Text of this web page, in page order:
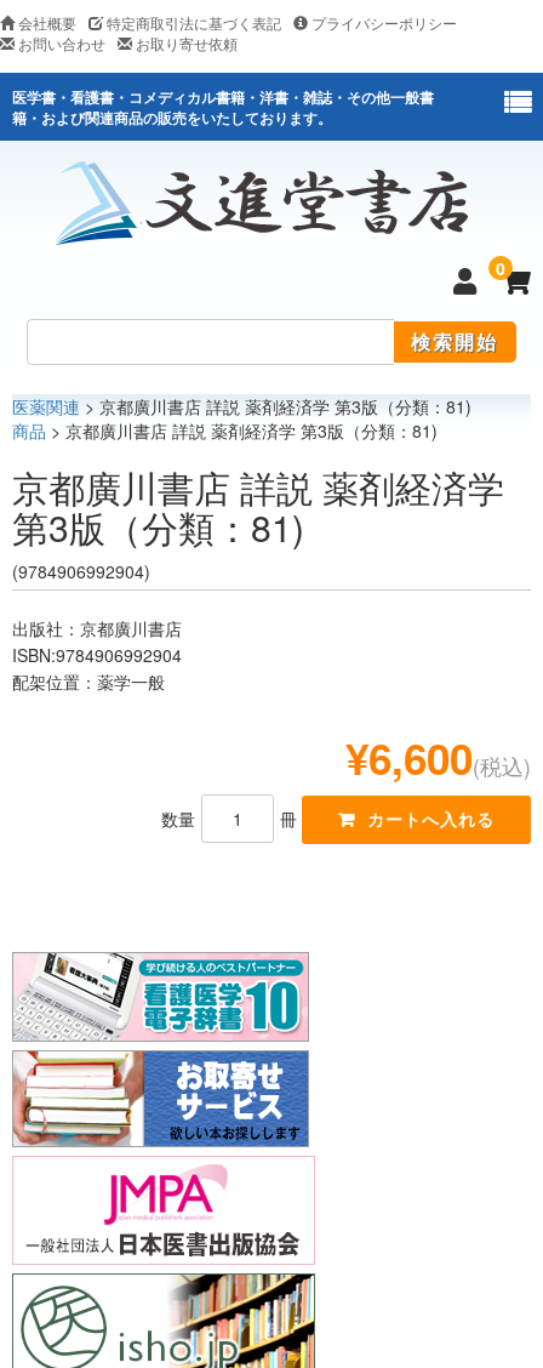
会社概要 特定商取引法に基づく表記
プライバシーポリシー
お問い合わせ
お取り寄せ依頼
医学書・看護書・コメディカル書籍・洋書・雑誌・その他一般書
籍・および関連商品の販売をいたしております。
0
医学
医薬関連
レジデント
医薬関連 > 京都廣川書店 詳説 薬剤経済学 第3版（分類：81)
商品 > 京都廣川書店 詳説 薬剤経済学 第3版（分類：81)
京都廣川書店 詳説 薬剤経済学
第3版（分類：81)
(9784906992904)
出版社：京都廣川書店
ISBN:9784906992904
配架位置：薬学一般
¥6,600(税込)
数量 冊